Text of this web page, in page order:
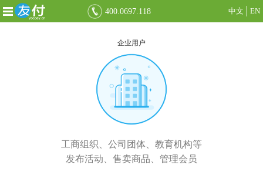
400.0697.118 中文 EN
企业用户
工商组织、公司团体、教育机构等
发布活动、售卖商品、管理会员